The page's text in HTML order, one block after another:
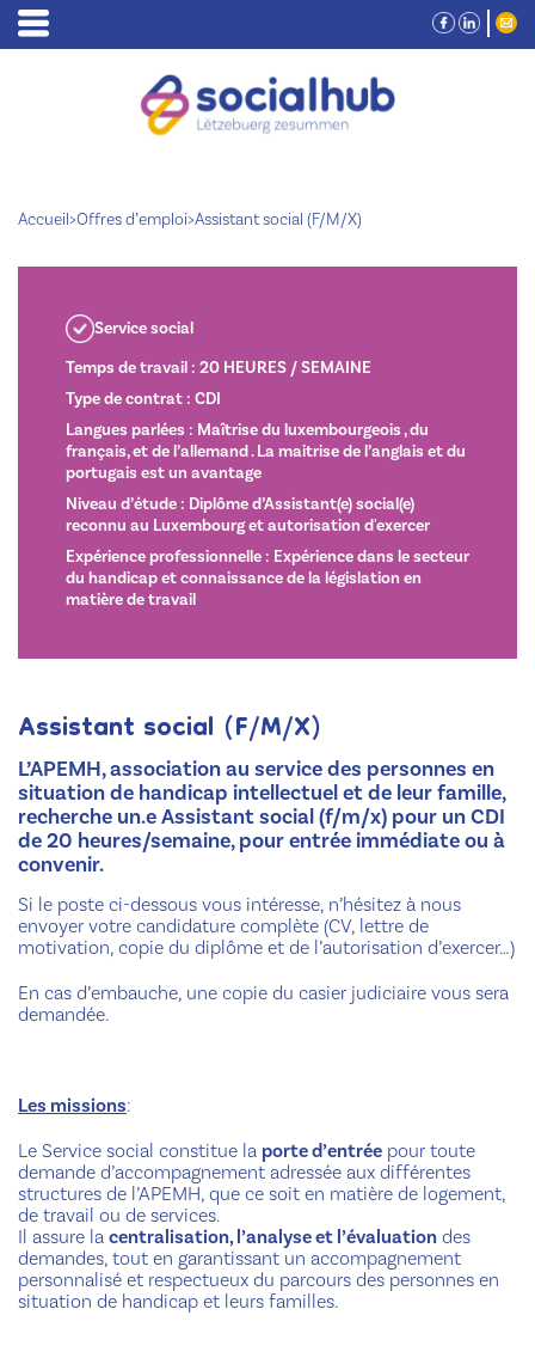
Accueil>Offres d’emploi>Assistant social (F/M/X)
Service social
Temps de travail : 20 HEURES / SEMAINE
Type de contrat : CDI
Langues parlées : Maîtrise du luxembourgeois , du
français, et de l’allemand . La maitrise de l’anglais et du
portugais est un avantage
Niveau d’étude : Diplôme d’Assistant(e) social(e)
reconnu au Luxembourg et autorisation d'exercer
Expérience professionnelle : Expérience dans le secteur
du handicap et connaissance de la législation en
matière de travail
Assistant social (F/M/X)
L’APEMH, association au service des personnes en
situation de handicap intellectuel et de leur famille,
recherche un.e Assistant social (f/m/x) pour un CDI
de 20 heures/semaine, pour entrée immédiate ou à
convenir.
Si le poste ci-dessous vous intéresse, n’hésitez à nous
envoyer votre candidature complète (CV, lettre de
motivation, copie du diplôme et de l’autorisation d’exercer…)
En cas d’embauche, une copie du casier judiciaire vous sera
demandée.
Les missions:
Le Service social constitue la porte d’entrée pour toute
demande d’accompagnement adressée aux différentes
structures de l’APEMH, que ce soit en matière de logement,
de travail ou de services.
Il assure la centralisation, l’analyse et l’évaluation des
demandes, tout en garantissant un accompagnement
personnalisé et respectueux du parcours des personnes en
situation de handicap et leurs familles.